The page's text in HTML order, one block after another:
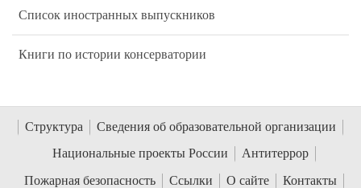
Список иностранных выпускников
Книги по истории консерватории
Структура
Сведения об образовательной организации
Национальные проекты России
Антитеррор
Пожарная безопасность
Ссылки О сайте Контакты